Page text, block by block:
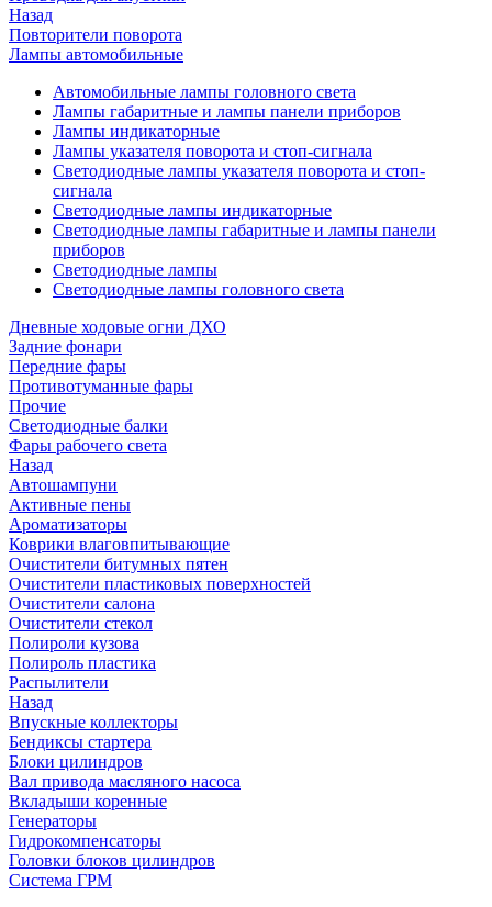
Назад
Повторители поворота
Лампы автомобильные
Автомобильные лампы головного света
Лампы габаритные и лампы панели приборов
Лампы индикаторные
Лампы указателя поворота и стоп-сигнала
Светодиодные лампы указателя поворота и стоп-
сигнала
Светодиодные лампы индикаторные
Светодиодные лампы габаритные и лампы панели
приборов
Светодиодные лампы
Светодиодные лампы головного света
Дневные ходовые огни ДХО
Задние фонари
Передние фары
Противотуманные фары
Прочие
Светодиодные балки
Фары рабочего света
Назад
Автошампуни
Активные пены
Ароматизаторы
Коврики влаговпитывающие
Очистители битумных пятен
Очистители пластиковых поверхностей
Очистители салона
Очистители стекол
Полироли кузова
Полироль пластика
Распылители
Назад
Впускные коллекторы
Бендиксы стартера
Блоки цилиндров
Вал привода масляного насоса
Вкладыши коренные
Генераторы
Гидрокомпенсаторы
Головки блоков цилиндров
Система ГРМ